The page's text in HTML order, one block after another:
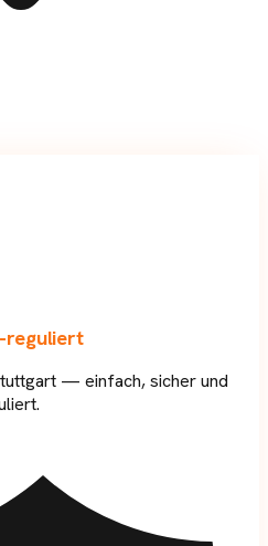
reguliert
— einfach, sicher und